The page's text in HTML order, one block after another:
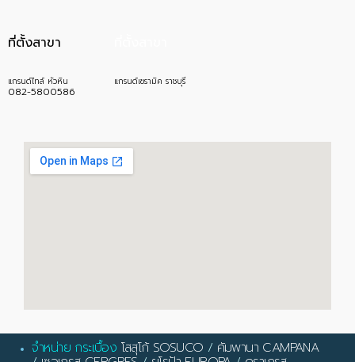
ที่ตั้งสาขา
แกรนด์ไทล์ หัวหิน
082-5800586
แกรนด์เซรามิค ราชบุรี
จำหน่าย กระเบื้อง โสสุโก้ SOSUCO / คัมพานา CAMPANA